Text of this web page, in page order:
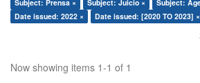
Subject: Prensa × Subject: Juicio ×
Subject:
Date issued: 2022 ×
Date issued: [2020 TO 2023] ×
Now showing items 1-1 of 1